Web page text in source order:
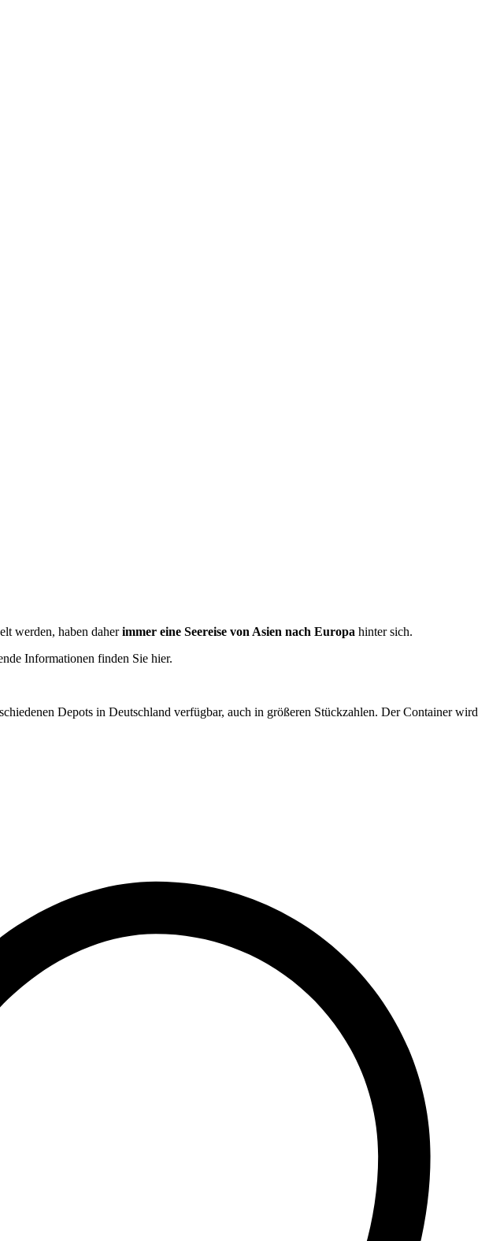
werden, haben daherimmer eine Seereise von Asien nach Europa hinter sich.
Informationen finden Sie hier.
Depots in Deutschland verfügbar, auch in größeren Stückzahlen. Der Container wird